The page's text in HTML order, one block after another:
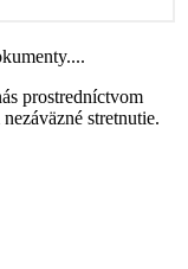
prostredníctvom
stretnutie.